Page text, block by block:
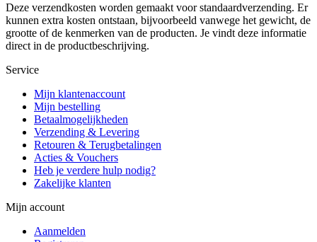
Deze verzendkosten worden gemaakt voor standaardverzending. Er
kunnen extra kosten ontstaan, bijvoorbeeld vanwege het gewicht, de
grootte of de kenmerken van de producten. Je vindt deze informatie
direct in de productbeschrijving.
Service
Mijn klantenaccount
Mijn bestelling
Betaalmogelijkheden
Verzending & Levering
Retouren & Terugbetalingen
Acties & Vouchers
Heb je verdere hulp nodig?
Zakelijke klanten
Mijn account
Aanmelden